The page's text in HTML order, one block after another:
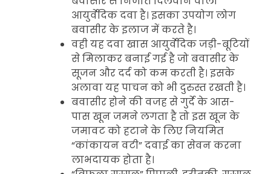
आयुर्वेदिक दवा है। इसका उपयोग लोग
बवासीर के इलाज में करते है।
वही यह दवा खास आयुर्वेदिक जड़ी-बूटियों
से मिलाकर बनाई गई है जो बवासीर के
सूजन और दर्द को कम करती है। इसके
अलावा यह पाचन को भी दुरुस्त रखती है।
बवासीर होने की वजह से गुर्दे के आस-
पास खून जमने लगता है तो इस खून के
जमावट को हटाने के लिए नियमित
“कांकायन वटी” दवाई का सेवन करना
लाभदायक होता है।